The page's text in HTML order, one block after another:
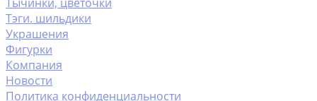
Тэги. шильдики
Украшения
Фигурки
Компания
Новости
Политика конфиденциальности